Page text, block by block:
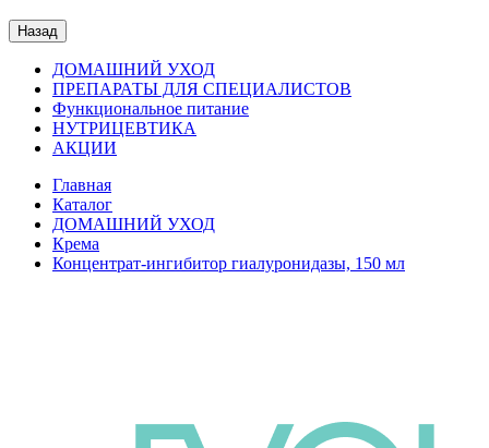
Назад
ДОМАШНИЙ УХОД
ПРЕПАРАТЫ ДЛЯ СПЕЦИАЛИСТОВ
Функциональное питание
НУТРИЦЕВТИКА
АКЦИИ
Главная
Каталог
ДОМАШНИЙ УХОД
Крема
Концентрат-ингибитор гиалуронидазы, 150 мл